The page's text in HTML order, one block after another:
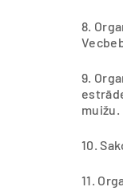
8.
9.
muižu.
10.
11.